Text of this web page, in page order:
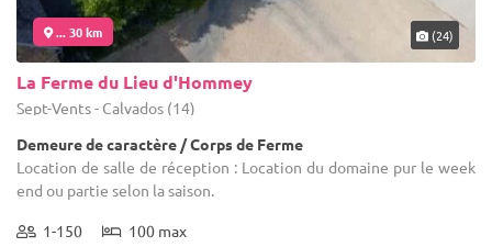
... 30 km (24)
La Ferme du Lieu d'Hommey
Sept-Vents - Calvados (14)
Demeure de caractère / Corps de Ferme
Location de salle de réception : Location du domaine pur le week
end ou partie selon la saison.
1-150 100 max